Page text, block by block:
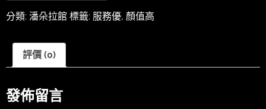
分類: 潘朵拉館 標籤: 服務優, 顏值高
評價 (0)
發佈留言